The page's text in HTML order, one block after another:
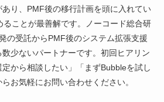
り、PMF後の移行計画を頭に入れてい
ることが最善解です。ノーコード総合研
の受託からPMF後のシステム拡張支援
少ないパートナーです。初回ヒアリン
から相談したい」「まずBubbleを試し
お気軽にお問い合わせください。